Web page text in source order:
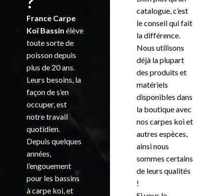
France Carpe
Koï Bassin élève
toute sorte de
poisson depuis
plus de 20 ans.
Leurs besoins, la
façon de s’en
occuper, est
notre travail
quotidien.
Depuis quelques
années,
l’engouement
pour les bassins
à carpe koi, et
catalogue, c’est
le conseil qui fait
la différence.
Nous utilisons
déjà la plupart
des produits et
matériels
disponibles dans
la boutique avec
nos carpes koi et
autres espèces,
ainsi nous
sommes certains
de leurs qualités
!